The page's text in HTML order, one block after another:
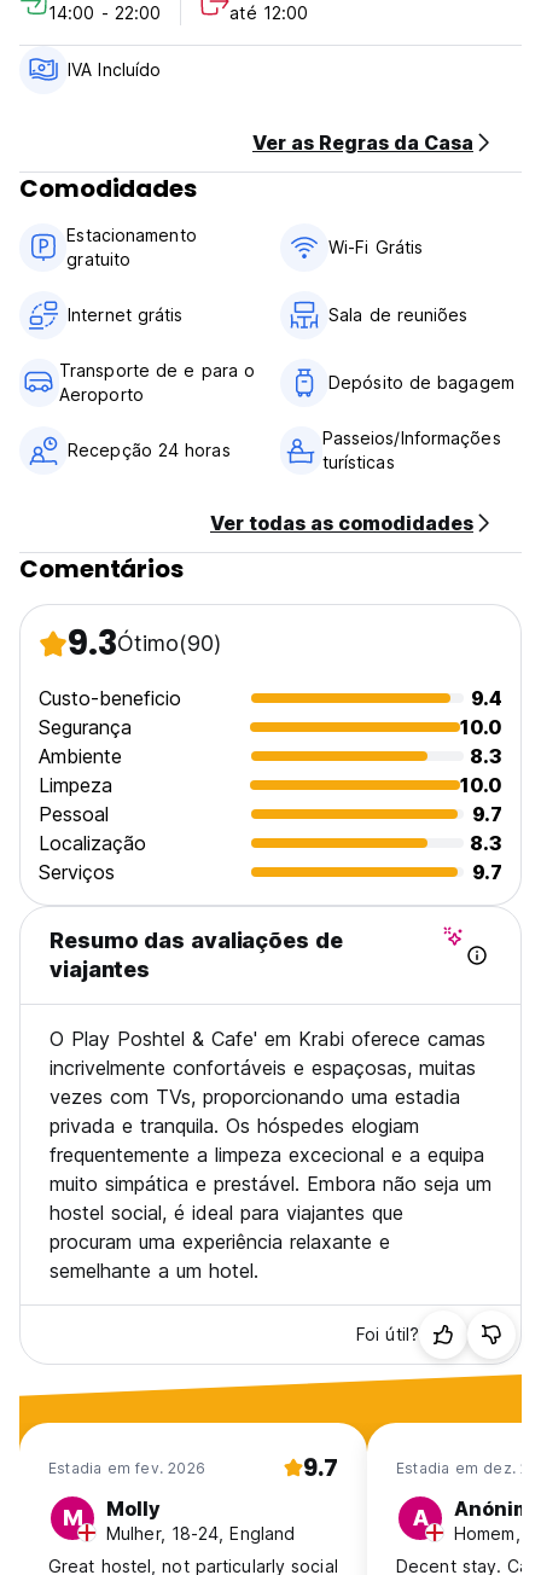
14:00 - 22:00
até 12:00
IVA Incluído
Ver as Regras da Casa
Comodidades
Estacionamento
gratuito
Wi-Fi Grátis
Internet grátis Sala de reuniões
Transporte de e para o
Aeroporto
Depósito de bagagem
Recepção 24 horas
Passeios/Informações
turísticas
Ver todas as comodidades
Comentários
9.3Ótimo(90)
Custo-beneficio
9.4
Segurança
10.0
Ambiente
8.3
Limpeza
10.0
Pessoal
9.7
Localização
8.3
Serviços
9.7
Resumo das avaliações de
viajantes
O Play Poshtel & Cafe' em Krabi oferece camas
incrivelmente confortáveis e espaçosas, muitas
vezes com TVs, proporcionando uma estadia
privada e tranquila. Os hóspedes elogiam
frequentemente a limpeza excecional e a equipa
muito simpática e prestável. Embora não seja um
hostel social, é ideal para viajantes que
procuram uma experiência relaxante e
semelhante a um hotel.
Foi útil?
Estadia em fev. 2026 9.7
M Molly
Mulher, 18-24, England
Great hostel, not particularly social
Estadia em dez.
A
Homem,
Decent stay.